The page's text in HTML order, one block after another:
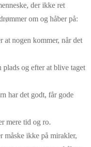
der ikke ret
om og håber på:
at nogen kommer, når det
og efter at blive taget
har det godt, får gode
mere tid og ro.
måske ikke på mirakler,